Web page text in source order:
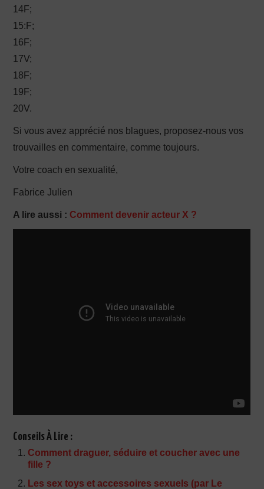
14F;
15:F;
16F;
17V;
18F;
19F;
20V.
Si vous avez apprécié nos blagues, proposez-nous vos
trouvailles en commentaire, comme toujours.
Votre coach en sexualité,
Fabrice Julien
A lire aussi : Comment devenir acteur X ?
Conseils À Lire :
Comment draguer, séduire et coucher avec une
fille ?
Les sex toys et accessoires sexuels (par Le